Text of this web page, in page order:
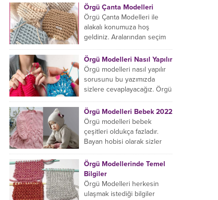
bir parça eklemeyi ve
sevdiklerinize hediye etmeyi
öğrenmeye yeni
başlıyorsanız...
Örgü Çanta Modelleri
Örgü Çanta Modelleri ile
alakalı konumuza hoş
geldiniz. Aralarından seçim
çanta modelleri var ama
hangisinin size uygun...
Örgü Modelleri Nasıl Yapılır
Örgü modelleri nasıl yapılır
sorusunu bu yazımızda
sizlere cevaplayacağız. Örgü
rahatlatıcıdır. Bunun dışında
örgü örmede yaratıcı olmak...
Örgü Modelleri Bebek 2022
Örgü modelleri bebek
çeşitleri oldukça fazladır.
Bayan hobisi olarak sizler
Bu açıdan sizlere birkaç
örnek vereceğiz....
Örgü Modellerinde Temel
Bilgiler
Örgü Modelleri herkesin
ulaşmak istediği bilgiler